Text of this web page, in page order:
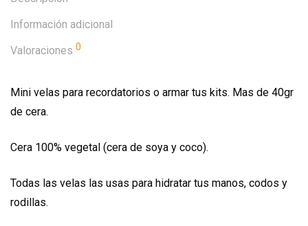
Información adicional
Valoraciones 0
Mini velas para recordatorios o armar tus kits. Mas de 40gr
de cera.
Cera 100% vegetal (cera de soya y coco).
Todas las velas las usas para hidratar tus manos, codos y
rodillas.